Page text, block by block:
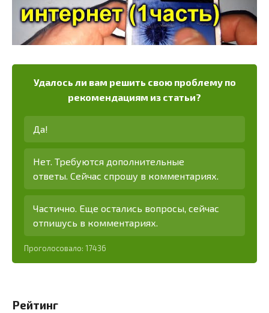
Удалось ли вам решить свою проблему по
рекомендациям из статьи?
Да!
Нет. Требуются дополнительные
ответы. Сейчас спрошу в комментариях.
Частично. Еще остались вопросы, сейчас
отпишусь в комментариях.
Проголосовало: 17436
Рейтинг